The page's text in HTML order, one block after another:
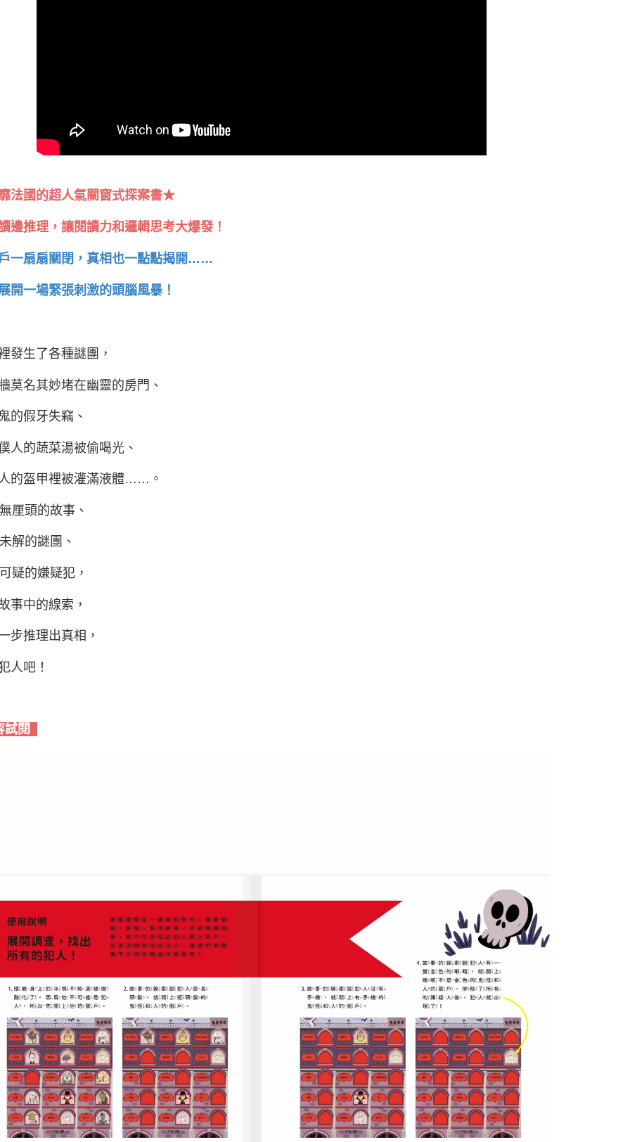
法國的超人氣關窗式探案書★
邊推理，讓閱讀力和邏輯思考大爆發！
一扇扇關閉，真相也一點點揭開……
開一場緊張刺激的頭腦風暴！
發生了各種謎團，
莫名其妙堵在幽靈的房門、
的假牙失竊、
人的蔬菜湯被偷喝光、
的盔甲裡被灌滿液體……。
厘頭的故事、
解的謎團、
疑的嫌疑犯，
事中的線索，
步推理出真相，
人吧！
閱